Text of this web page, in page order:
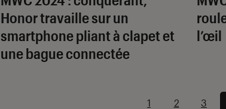
Honor travaille sur un
smartphone pliant à clapet et
une bague connectée
l’œil
1 2 3